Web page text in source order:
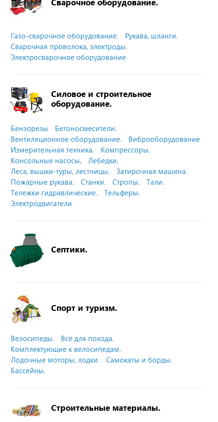
Газо-сварочное оборудование.
Рукава, шланги.
Сварочная проволока, электроды.
Электросварочное оборудование
Силовое и строительное
оборудование.
Бензорезы
Бетоносмесители.
Вентиляционное оборудование.
Виброоборудование
Измерительная техника.
Компрессоры.
Консольные насосы,
Лебедки.
Леса, вышки-туры, лестницы.
Затирочная машина.
Пожарные рукава.
Станки. Стропы.
Тали.
Тележки гидравлические.
Тельферы.
Электродвигатели
Септики.
Спорт и туризм.
Велосипеды.
Всё для похода.
Комплектующие к велосипедам.
Лодочные моторы, лодки.
Самокаты и борды.
Бассейны.
Строительные материалы.